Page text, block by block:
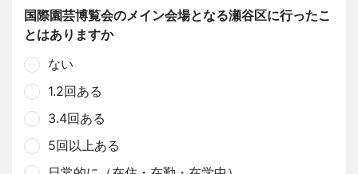
国際園芸博覧会のメイン会場となる瀬谷区に行ったこ
とはありますか
ない
1.2回ある
3.4回ある
5回以上ある